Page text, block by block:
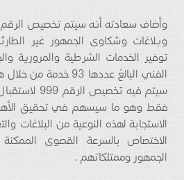
وبلاغات وشكاوى الجمهور غير
توفير الخدمات الشرطية والمرورية
الفني البالغ عددها
سيتم فيه
فقط وهو ما سيسهم في تحقيق
الاستجابة لهذه النوعية من البلاغات
الاختصاص بالسرعة القصوى
الجمهور وممتلكاتهم .